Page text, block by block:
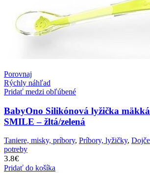
Porovnaj
Rýchly náhľad
Pridať medzi obľúbené
BabyOno Silikónová lyžička
SMILE – žltá/zelená
Taniere, misky, príbory, Príbory, lyžičky,
potreby
3.8€
Pridať do košíka